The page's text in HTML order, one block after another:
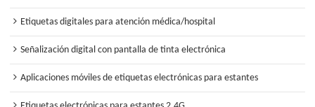
Etiquetas digitales para atención médica/hospital
Señalización digital con pantalla de tinta electrónica
Aplicaciones móviles de etiquetas electrónicas para estantes